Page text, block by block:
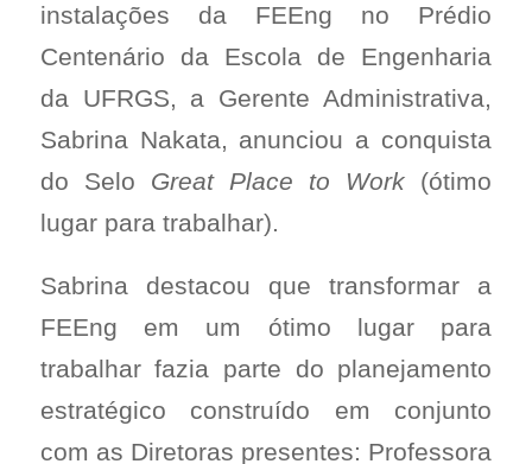
instalações da FEEng no Prédio
Centenário da Escola de Engenharia
da UFRGS, a Gerente Administrativa,
Sabrina Nakata, anunciou a conquista
do Selo Great Place to Work (ótimo
lugar para trabalhar).
Sabrina destacou que transformar a
FEEng em um ótimo lugar para
trabalhar fazia parte do planejamento
estratégico construído em conjunto
com as Diretoras presentes: Professora